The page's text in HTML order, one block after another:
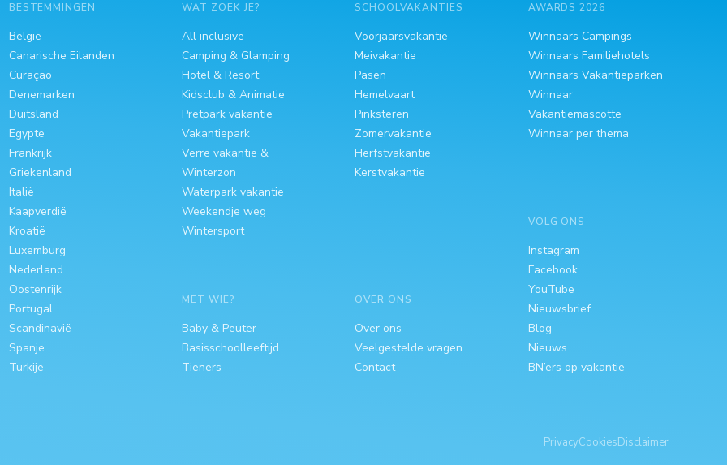
BESTEMMINGEN
België
Canarische Eilanden
Curaçao
Denemarken
Duitsland
Egypte
Frankrijk
Griekenland
Italië
Kaapverdië
Kroatië
Luxemburg
Nederland
Oostenrijk
Portugal
Scandinavië
Spanje
Turkije
WAT ZOEK JE?
All inclusive
Camping & Glamping
Hotel & Resort
Kidsclub & Animatie
Pretpark vakantie
Vakantiepark
Verre vakantie &
Winterzon
Waterpark vakantie
Weekendje weg
Wintersport
MET WIE?
Baby & Peuter
Basisschoolleeftijd
Tieners
SCHOOLVAKANTIES
Voorjaarsvakantie
Meivakantie
Pasen
Hemelvaart
Pinksteren
Zomervakantie
Herfstvakantie
Kerstvakantie
OVER ONS
Over ons
Veelgestelde vragen
Contact
AWARDS 2026
Winnaars Campings
Winnaars Familiehotels
Winnaars Vakantieparken
Winnaar
Vakantiemascotte
Winnaar per thema
VOLG ONS
Instagram
Facebook
YouTube
Nieuwsbrief
Blog
Nieuws
BN’ers op vakantie
PrivacyCookiesDisclaimer